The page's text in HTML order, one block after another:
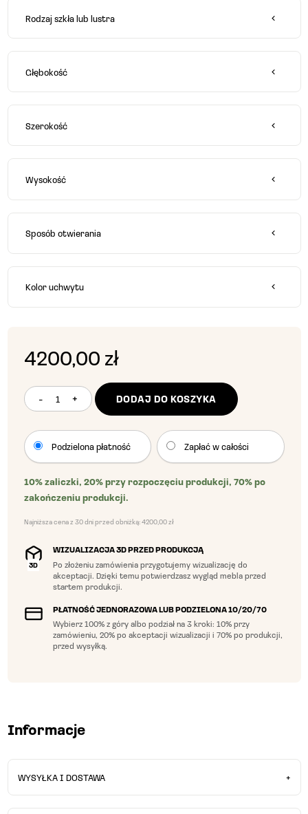
Łazienka
Pokoje
Kuchnia
Akcesoria
Rodzaj szkła lub lustra
Głębokość
Szerokość
Wysokość
Sposób otwierania
Kolor uchwytu
4200,00 zł
-
ilość
ARC
+ DODAJ DO KOSZYKA
Wybierz
opcję
płatności
Podzielona płatność Zapłać w całości
10% zaliczki, 20% przy rozpoczęciu produkcji, 70% po
zakończeniu produkcji.
Najniższa cena z 30 dni przed obniżką:4200,00zł
3D
WIZUALIZACJA 3D PRZED PRODUKCJĄ
Po złożeniu zamówienia przygotujemy wizualizację do
akceptacji. Dzięki temu potwierdzasz wygląd mebla przed
startem produkcji.
PŁATNOŚĆ JEDNORAZOWA LUB PODZIELONA 10/20/70
Wybierz 100% z góry albo podział na 3 kroki: 10% przy
zamówieniu, 20% po akceptacji wizualizacji i 70% po produkcji,
przed wysyłką.
Informacje
WYSYŁKA I DOSTAWA